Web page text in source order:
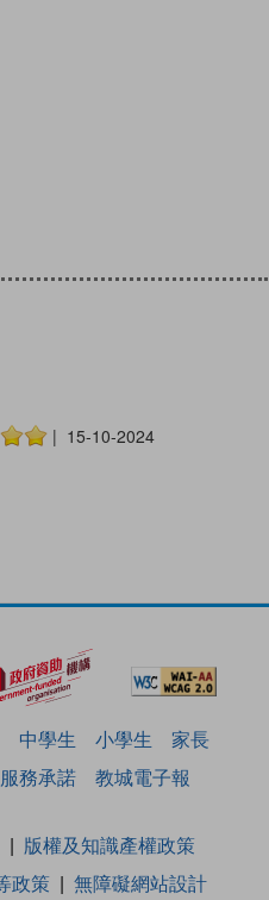
| 15-10-2024
中學生 小學生
家長
服務承諾 教城電子報
版權及知識產權政策
政策 無障礙網站設計